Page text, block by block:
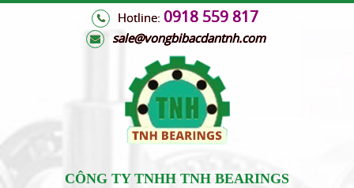
Hotline: 0918 559 817
sale@vongbibacdantnh.com
CÔNG TY TNHH TNH BEARINGS